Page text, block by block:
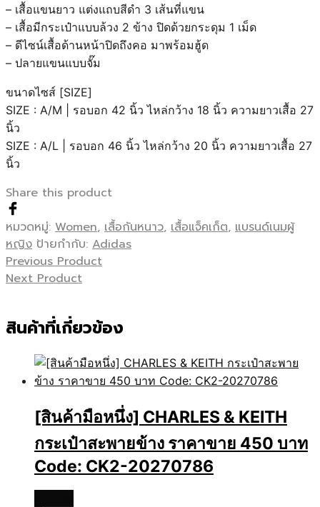
– เสื้อแขนยาว แต่งแถบสีดำ 3 เส้นที่แขน
– เสื้อมีกระเป๋าแบบล้วง 2 ข้าง ปิดด้วยกระดุม 1 เม็ด
– ดีไซน์เสื้อด้านหน้าปิดถึงคอ มาพร้อมฮู้ด
– ปลายแขนแบบจั๊ม
ขนาดไซส์ [SIZE]
SIZE : A/M | รอบอก 42 นิ้ว ไหล่กว้าง 18 นิ้ว ความยาวเสื้อ 27
นิ้ว
SIZE : A/L | รอบอก 46 นิ้ว ไหล่กว้าง 20 นิ้ว ความยาวเสื้อ 27
นิ้ว
Share this product
หมวดหมู่: Women, เสื้อกันหนาว, เสื้อแจ็คเก็ต, แบรนด์เนมผู้
หญิง ป้ายกำกับ: Adidas
Previous Product
Next Product
สินค้าที่เกี่ยวข้อง
[สินค้ามือหนึ่ง] CHARLES & KEITH
กระเป๋าสะพายข้าง ราคาขาย 450 บาท
Code: CK2-20270786